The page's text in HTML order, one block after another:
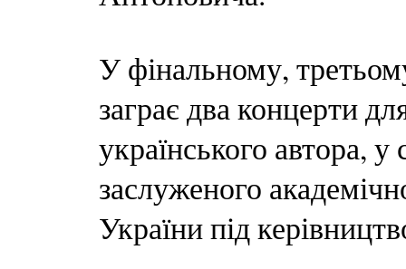
У фінальному,
заграє два концерти
українського автора,
заслуженого
України під